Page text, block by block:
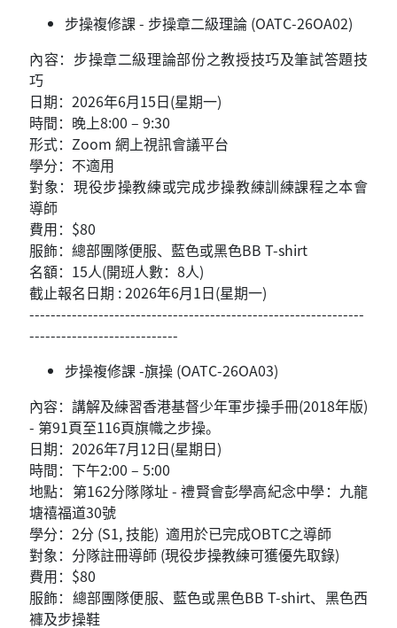
步操複修課 - 步操章二級理論 (OATC-26OA02)
內容：步操章二級理論部份之教授技巧及筆試答題技
巧
日期：2026年6月15日(星期一)
時間：晚上8:00 – 9:30
形式：Zoom 網上視訊會議平台
學分：不適用
對象：現役步操教練或完成步操教練訓練課程之本會
導師
費用：$80
服飾：總部團隊便服、藍色或黑色BB T-shirt
名額：15人(開班人數：8人)
截止報名日期 : 2026年6月1日(星期一)
---------------------------------------------------------------
----------------------------
步操複修課 -旗操 (OATC-26OA03)
內容：講解及練習香港基督少年軍步操手冊(2018年版)
- 第91頁至116頁旗幟之步操。
日期：2026年7月12日(星期日)
時間：下午2:00 – 5:00
地點：第162分隊隊址 - 禮賢會彭學高紀念中學：九龍
塘禧福道30號
學分：2分 (S1, 技能) 適用於已完成OBTC之導師
對象：分隊註冊導師 (現役步操教練可獲優先取錄)
費用：$80
服飾：總部團隊便服、藍色或黑色BB T-shirt、黑色西
褲及步操鞋